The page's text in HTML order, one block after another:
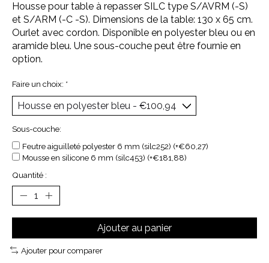
Housse pour table à repasser SILC type S/AVRM (-S)
et S/ARM (-C -S). Dimensions de la table: 130 x 65 cm.
Ourlet avec cordon. Disponible en polyester bleu ou en
aramide bleu. Une sous-couche peut être fournie en
option.
Faire un choix: *
Sous-couche:
Feutre aiguilleté polyester 6 mm (silc252) (+€60,27)
Mousse en silicone 6 mm (silc453) (+€181,88)
Quantité :
Ajouter au panier
Ajouter pour comparer